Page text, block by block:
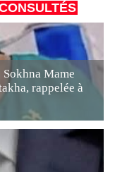
Mame
rappelée à